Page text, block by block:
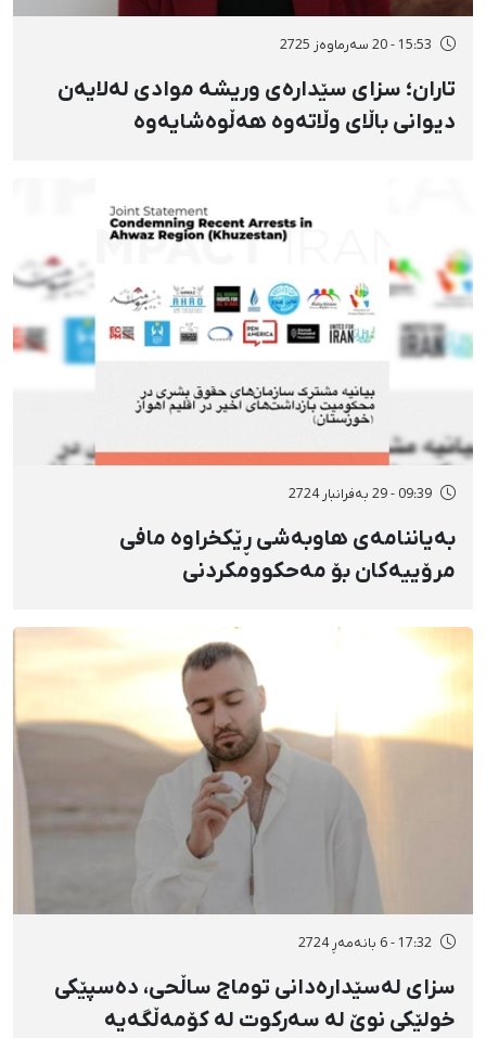
15:53 - 20 سەرماوەز 2725
تاران؛ سزای سێدارەی وریشە موادی لەلایەن
دیوانی باڵای وڵاتەوە هەڵوەشایەوە
09:39 - 29 بەفرانبار 2724
بەیاننامەی هاوبەشی ڕێکخراوە مافی
مرۆییەکان بۆ مەحکوومکردنی
ئەهواز (خووزستان)
17:32 - 6 بانەمەڕ 2724
سزای لەسێدارەدانی توماج ساڵحی، دەسپێکی
خولێکی نوێ لە سەرکوت لە کۆمەڵگەیە